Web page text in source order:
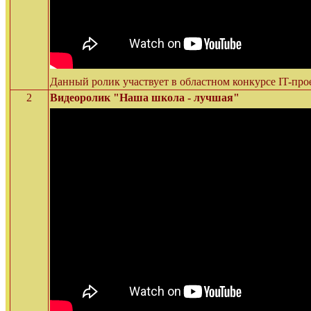
Данный ролик участвует в областном конкурсе IT-
2
Видеоролик "Наша школа - лучшая"